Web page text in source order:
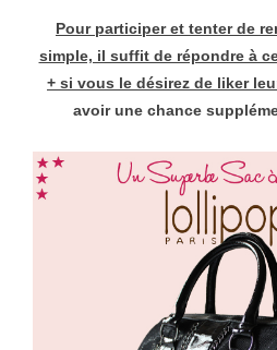
Pour participer et tenter de
simple, il suffit de répondre à
+ si vous le désirez de liker
avoir une chance